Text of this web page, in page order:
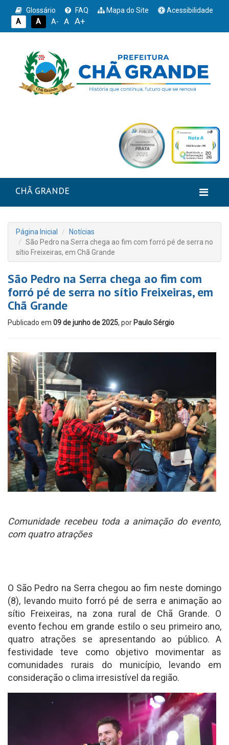
Glossário FAQ Mapa do Site
Acessibilidade
A
A A- A A+
CHÃ GRANDE
Página Inicial
Notícias
São Pedro na Serra chega ao fim com forró pé de serra no
sítio Freixeiras, em Chã Grande
São Pedro na Serra chega ao fim com
forró pé de serra no sítio Freixeiras, em
Chã Grande
Publicado em 09 de junho de 2025, por Paulo Sérgio
Comunidade recebeu toda a animação do evento,
com quatro atrações
O São Pedro na Serra chegou ao fim neste domingo
(8), levando muito forró pé de serra e animação ao
sítio Freixeiras, na zona rural de Chã Grande. O
evento fechou em grande estilo o seu primeiro ano,
quatro atrações se apresentando ao público. A
festividade teve como objetivo movimentar as
comunidades rurais do município, levando em
consideração o clima irresistível da região.